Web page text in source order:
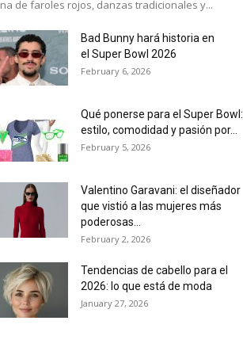
de faroles rojos, danzas tradicionales y...
Bad Bunny hará historia en
el Super Bowl 2026
February 6, 2026
Qué ponerse para el Super Bowl:
estilo, comodidad y pasión por...
February 5, 2026
Valentino Garavani: el diseñador
que vistió a las mujeres más
poderosas...
February 2, 2026
Tendencias de cabello para el
2026: lo que está de moda
January 27, 2026